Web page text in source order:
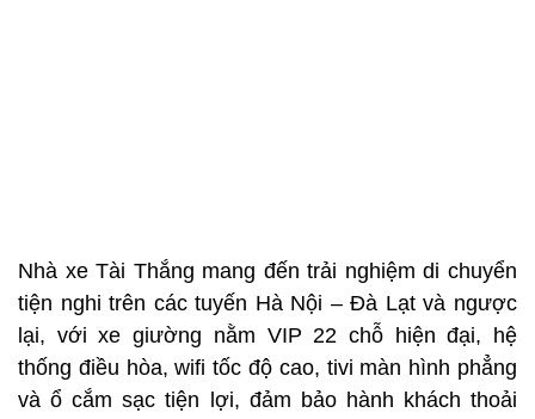
Nhà xe Tài Thắng mang đến trải nghiệm di chuyển
tiện nghi trên các tuyến Hà Nội – Đà Lạt và ngược
lại, với xe giường nằm VIP 22 chỗ hiện đại, hệ
thống điều hòa, wifi tốc độ cao, tivi màn hình phẳng
và ổ cắm sạc tiện lợi, đảm bảo hành khách thoải